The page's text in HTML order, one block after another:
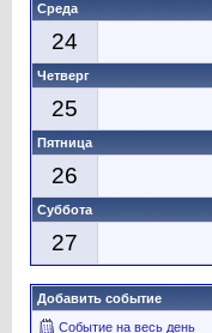
Среда
24
Четверг
25
Пятница
26
Суббота
27
Добавить событие
Событие на весь день